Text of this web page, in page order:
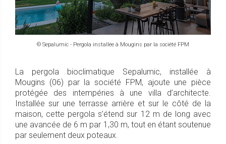
© Sepalumic - Pergola installée à Mougins par la société FPM
La pergola bioclimatique Sepalumic, installée à
Mougins (06) par la société FPM, ajoute une pièce
protégée des intempéries à une villa d’architecte.
Installée sur une terrasse arrière et sur le côté de la
maison, cette pergola s’étend sur 12 m de long avec
une avancée de 6 m par 1,30 m, tout en étant soutenue
par seulement deux poteaux.